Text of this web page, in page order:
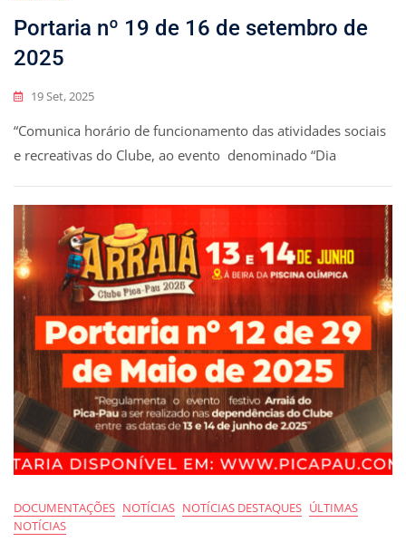
Portaria nº 19 de 16 de setembro de
2025
19 Set, 2025
“Comunica horário de funcionamento das atividades sociais
e recreativas do Clube, ao evento denominado “Dia
DOCUMENTAÇÕES NOTÍCIAS NOTÍCIAS DESTAQUES ÚLTIMAS
NOTÍCIAS